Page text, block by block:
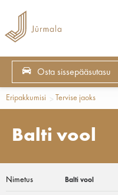
Osta sissepääsutasu
Eripakkumisi Tervise jaoks
Balti vool
Nimetus Balti vool